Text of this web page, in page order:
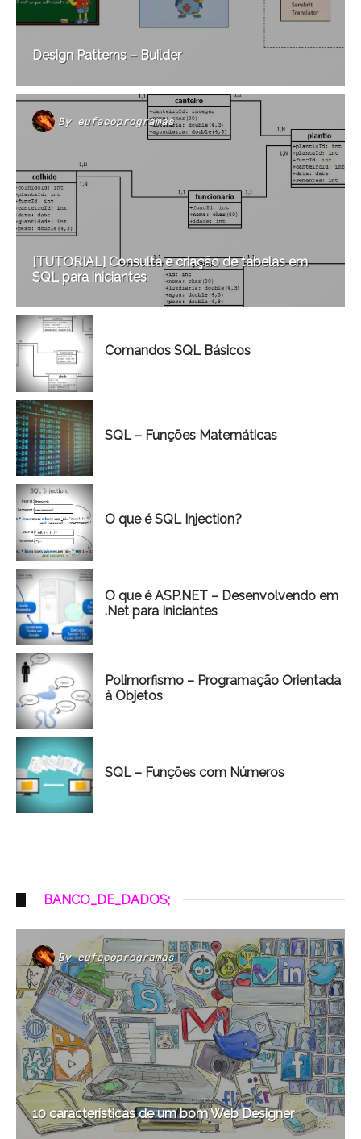
Design Patterns – Builder
By eufacoprogramas
[TUTORIAL] Consulta e criação de tabelas em
SQL para iniciantes
Comandos SQL Básicos
SQL – Funções Matemáticas
O que é SQL Injection?
O que é ASP.NET – Desenvolvendo em
.Net para Iniciantes
Polimorfismo – Programação Orientada
à Objetos
SQL – Funções com Números
BANCO_DE_DADOS;
Byeufacoprogramas
10 características de um bom Web Designer